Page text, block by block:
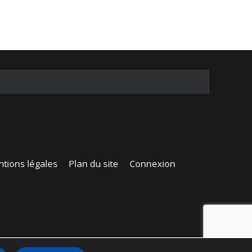
légales Plan du site Connexion